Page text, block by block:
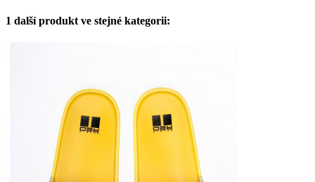
1 další produkt ve stejné kategorii: